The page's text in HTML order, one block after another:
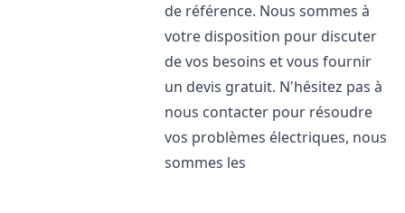
de référence. Nous sommes à
votre disposition pour discuter
de vos besoins et vous fournir
un devis gratuit. N'hésitez pas à
nous contacter pour résoudre
vos problèmes électriques, nous
sommes les